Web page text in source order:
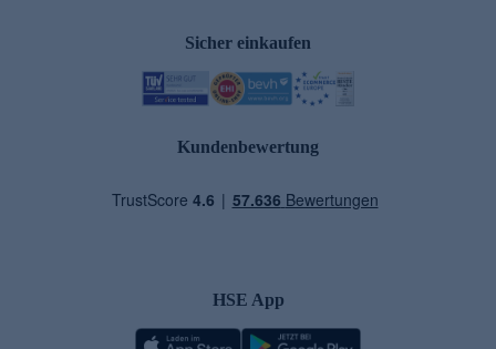
Sicher einkaufen
Kundenbewertung
HSE App